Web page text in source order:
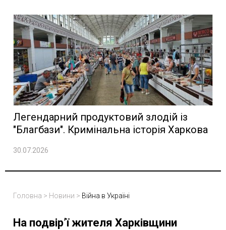
Легендарний продуктовий злодій із
"Благбази". Кримінальна історія Харкова
30.07.2026
Головна > Новини > Війна в Україні
На подвір’ї жителя Харківщини